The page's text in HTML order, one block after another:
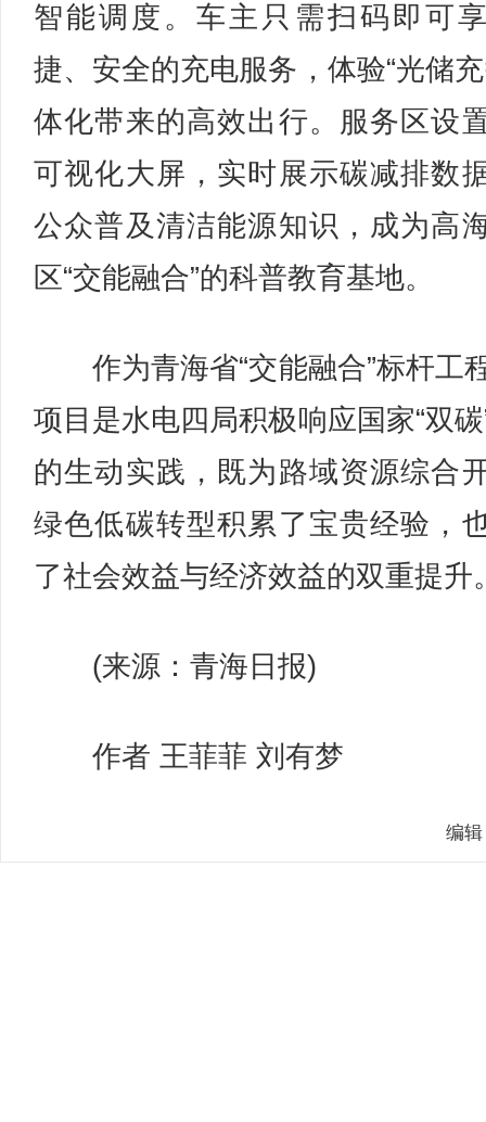
智能调度。车主只需扫码即可
捷、安全的充电服务，体验“光储
体化带来的高效出行。服务区设
可视化大屏，实时展示碳减排数
公众普及清洁能源知识，成为高
区“交能融合”的科普教育基地。
作为青海省“交能融合”标杆工
项目是水电四局积极响应国家“双
的生动实践，既为路域资源综合
绿色低碳转型积累了宝贵经验，
了社会效益与经济效益的双重提升
(来源：青海日报)
作者 王菲菲 刘有梦
编